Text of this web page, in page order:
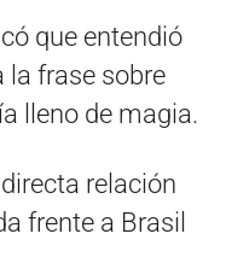
que entendió
la frase sobre
lleno de magia.
relación
frente a Brasil